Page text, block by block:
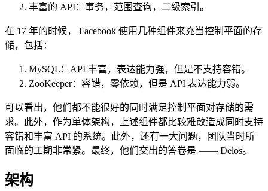
丰富的 API：事务，范围查询，二级索引。
在 17 年的时候， Facebook 使用几种组件来充当控制平面的存
储，包括：
MySQL：API 丰富，表达能力强，但是不支持容错。
ZooKeeper：容错，零依赖，但是 API 表达能力弱。
可以看出，他们都不能很好的同时满足控制平面对存储的需
求。此外，作为单体架构，上述组件都比较难改造成同时支持
容错和丰富 API 的系统。此外，还有一大问题，团队当时所
面临的工期非常紧。最终，他们交出的答卷是 —— Delos。
架构